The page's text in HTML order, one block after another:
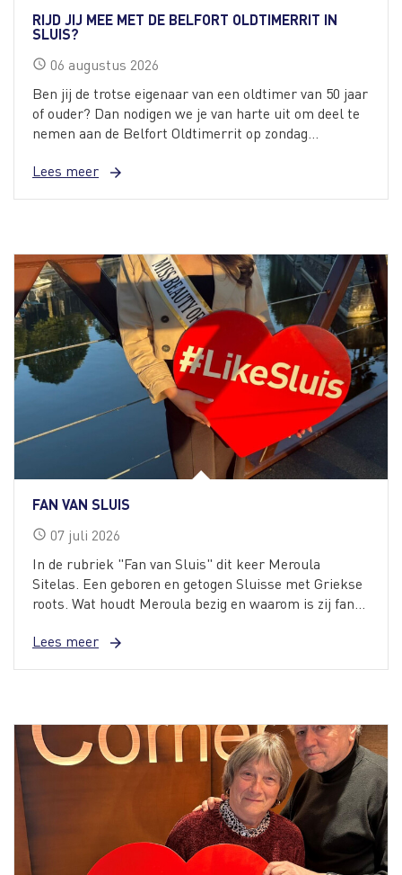
RIJD JIJ MEE MET DE BELFORT OLDTIMERRIT IN
SLUIS?
schedule 06 augustus 2026
Ben jij de trotse eigenaar van een oldtimer van 50 jaar
of ouder? Dan nodigen we je van harte uit om deel te
nemen aan de Belfort Oldtimerrit op zondag...
Lees meer
arrow_forward
FAN VAN SLUIS
schedule 07 juli 2026
In de rubriek "Fan van Sluis" dit keer Meroula
Sitelas. Een geboren en getogen Sluisse met Griekse
roots. Wat houdt Meroula bezig en waarom is zij fan...
Lees meer
arrow_forward